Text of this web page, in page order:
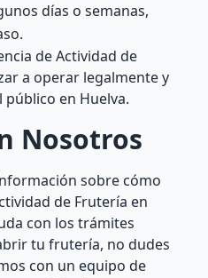
días o semanas,
de Actividad de
a operar legalmente y
en Huelva.
Nosotros
sobre cómo
de Frutería en
con los trámites
tu frutería, no dudes
con un equipo de